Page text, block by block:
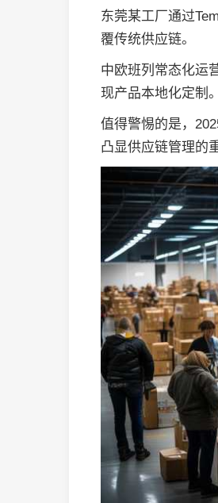
东莞某工厂通过
覆传统供应链。
中欧班列常态化运
现产品本地化定制。
值得警惕的是，
凸显供应链管理的